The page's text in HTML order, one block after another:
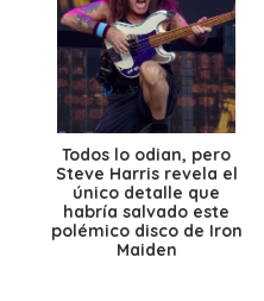
Todos lo odian, pero
Steve Harris revela el
único detalle que
habría salvado este
polémico disco de Iron
Maiden